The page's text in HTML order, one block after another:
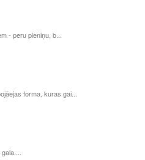
- peru pieniņu, b...
forma, kuras gai...